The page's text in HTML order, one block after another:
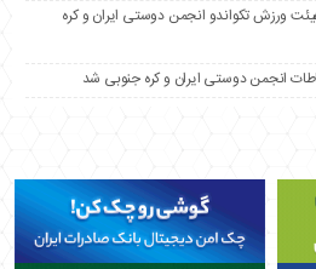
ورزش تکواندو انجمن دوستی ایران و کره
انجمن دوستی ایران و کره جنوبی شد